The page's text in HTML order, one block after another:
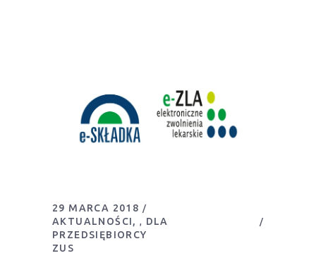
29 MARCA 2018
AKTUALNOŚCI
,
DLA
PRZEDSIĘBIORCY
ZUS